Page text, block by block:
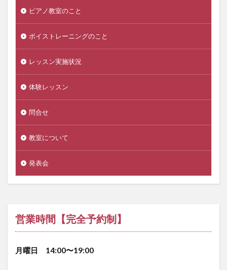
ピアノ教室のこと
ボイストレーニングのこと
レッスン実施状況
体験レッスン
問合せ
教室について
発表会
営業時間【完全予約制】
月曜日 14:00〜19:00